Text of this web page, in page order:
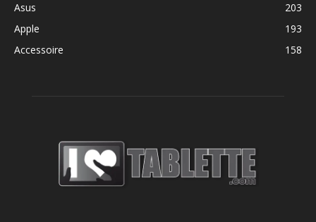
Asus
203
Apple
193
Accessoire
158